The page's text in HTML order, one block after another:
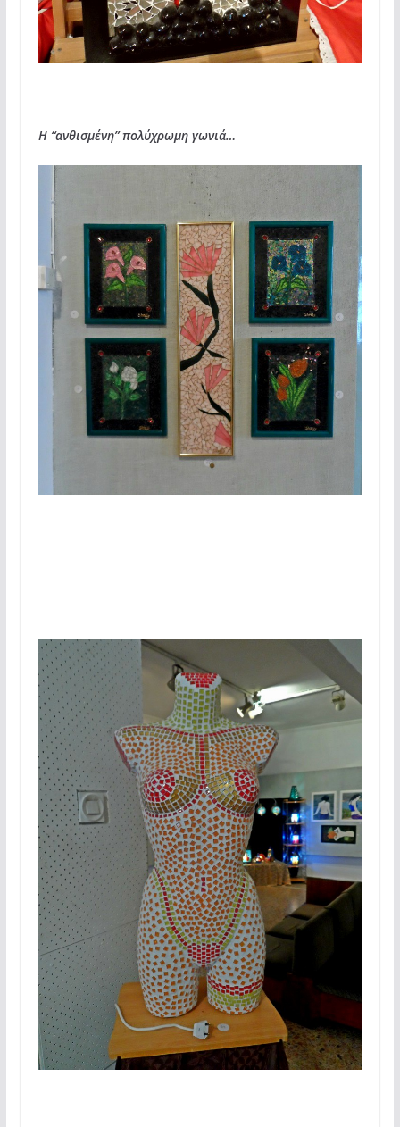
Η “ανθισμένη” πολύχρωμη γωνιά…